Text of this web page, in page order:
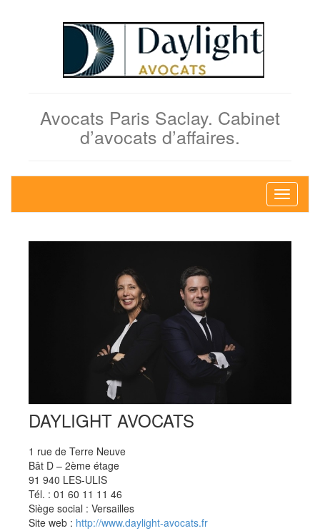
Avocats Paris Saclay. Cabinet
d’avocats d’affaires.
Basculer
la
DAYLIGHT AVOCATS
1 rue de Terre Neuve
Bât D – 2ème étage
91 940 LES-ULIS
Tél. : 01 60 11 11 46
Siège social : Versailles
Site web : http://www.daylight-avocats.fr